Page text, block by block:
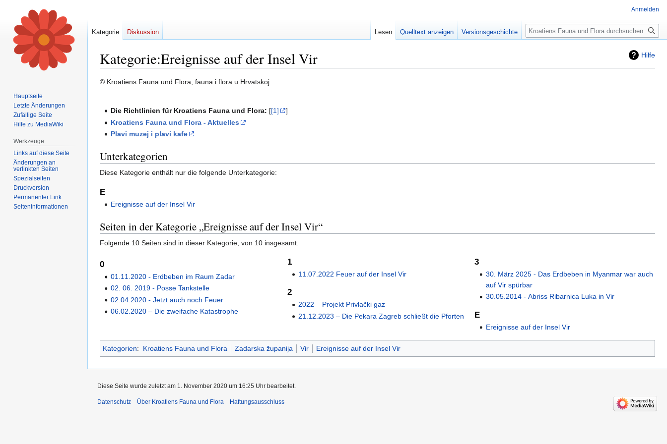
Hilfe
Kategorie:Ereignisse auf der Insel Vir
Zur
Zur
© Kroatiens Fauna und Flora, fauna i flora u Hrvatskoj
Die Richtlinien für Kroatiens Fauna und Flora: [[1]
]
Kroatiens Fauna und Flora - Aktuelles
Plavi muzej i plavi kafe
Unterkategorien
Diese Kategorie enthält nur die folgende Unterkategorie:
E
Ereignisse auf der Insel Vir
Seiten in der Kategorie „Ereignisse auf der Insel Vir“
Folgende 10 Seiten sind in dieser Kategorie, von 10 insgesamt.
0
01.11.2020 - Erdbeben im Raum Zadar
02. 06. 2019 - Posse Tankstelle
02.04.2020 - Jetzt auch noch Feuer
06.02.2020 – Die zweifache Katastrophe
1
11.07.2022 Feuer auf der Insel Vir
2
2022 – Projekt Privlački gaz
21.12.2023 – Die Pekara Zagreb schließt die Pforten
3
30. März 2025 - Das Erdbeben in Myanmar war auch
auf Vir spürbar
30.05.2014 - Abriss Ribarnica Luka in Vir
E
Ereignisse auf der Insel Vir
Kategorien: Kroatiens Fauna und Flora Zadarska županija Vir Ereignisse auf der Insel Vir
Anmelden
Kategorie Diskussion Lesen Quelltext anzeigen Versionsgeschichte Suche
Hauptseite
Letzte Änderungen
Zufällige Seite
Hilfe zu MediaWiki
Werkzeuge
Links auf diese Seite
Änderungen an
verlinkten Seiten
Spezialseiten
Druckversion
Permanenter Link
Seiten­informationen
Diese Seite wurde zuletzt am 1. November 2020 um 16:25 Uhr bearbeitet.
Datenschutz Über Kroatiens Fauna und Flora Haftungsausschluss